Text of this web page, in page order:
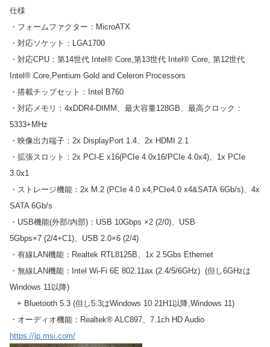
仕様
・フォームファクター：MicroATX
・対応ソケット：LGA1700
・対応CPU：第14世代 Intel® Core,第13世代 Intel® Core, 第12世代
Intel® Core,Pentium Gold and Celeron Processors
・搭載チップセット：Intel B760
・対応メモリ：4xDDR4-DIMM、最大容量128GB、最高クロック：
5333+MHz
・映像出力端子：2x DisplayPort 1.4、2x HDMI 2.1
・拡張スロット：2x PCI-E x16(PCIe 4.0x16/PCIe 4.0x4)、1x PCIe
3.0x1
・ストレージ機能：2x M.2 (PCIe 4.0 x4,PCIe4.0 x4&SATA 6Gb/s)、4x
SATA 6Gb/s
・USB機能(外部/内部)：USB 10Gbps ×2 (2/0)、USB
5Gbps×7 (2/4+C1)、USB 2.0×6 (2/4)
・有線LAN機能：Realtek RTL8125B、1x 2.5Gbs Ethernet
・無線LAN機能：Intel Wi-Fi 6E 802.11ax (2.4/5/6GHz) (但し6GHzは
Windows 11以降)
+ Bluetooth 5.3 (但し5.3はWindows 10 21H1以降,Windows 11)
・オーディオ機能：Realtek® ALC897、7.1ch HD Audio
https://jp.msi.com/